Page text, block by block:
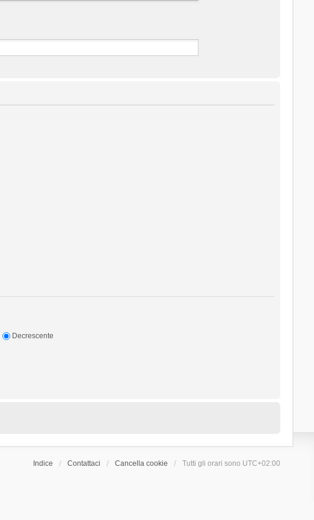
Decrescente
Indice Contattaci Cancella cookie Tutti gli orari sono UTC+02:00